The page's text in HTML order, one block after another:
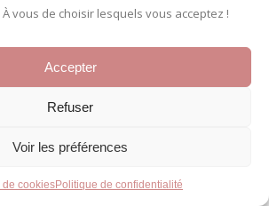
vous de choisir lesquels vous acceptez !
Accepter
Refuser
Voir les préférences
de cookiesPolitique de confidentialité
cabillaud aux pistaches